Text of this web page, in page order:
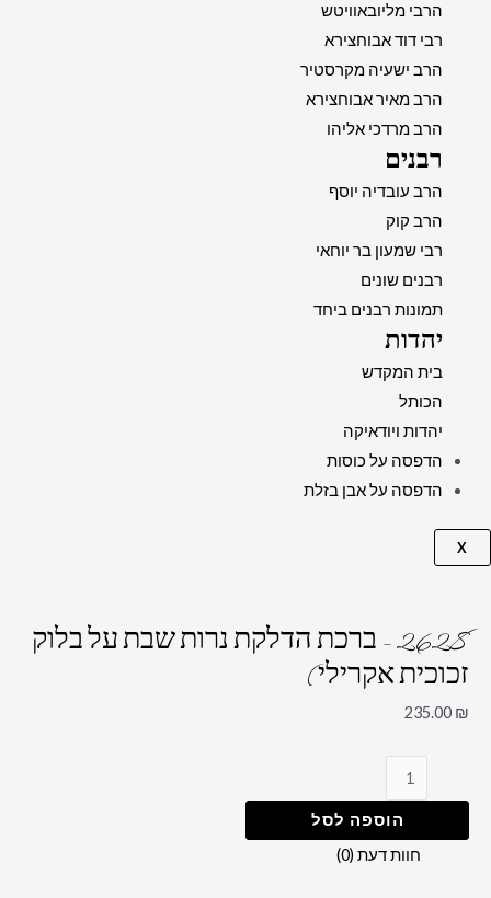
הרבי מליובאוויטש
רבי דוד אבוחצירא
הרב ישעיה מקרסטיר
הרב מאיר אבוחצירא
הרב מרדכי אליהו
רבנים
הרב עובדיה יוסף
הרב קוק
רבי שמעון בר יוחאי
רבנים שונים
תמונות רבנים ביחד
יהדות
בית המקדש
הכותל
יהדות ויודאיקה
הדפסה על כוסות
הדפסה על אבן בזלת
X
2628 – ברכת הדלקת נרות שבת על בלוק
זכוכית אקרילי)
235.00 ₪
הוספה לסל
חוות דעת (0)